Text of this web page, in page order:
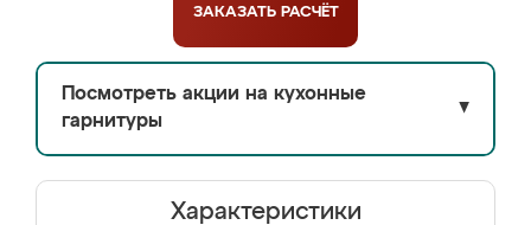
ЗАКАЗАТЬ РАСЧЁТ
Посмотреть акции на кухонные
гарнитуры
▼
Характеристики